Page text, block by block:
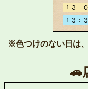
※色つけのない日は
🚗